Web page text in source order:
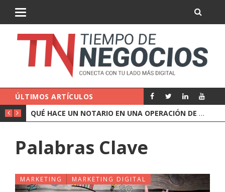
ÚLTIMOS ARTÍCULOS
QUÉ HACE UN NOTARIO EN UNA OPERACIÓN DE EMPRESA
Palabras Clave
MARKETING MARKETING DIGITAL